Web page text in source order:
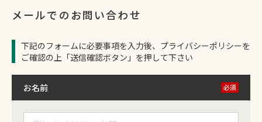
メールでのお問い合わせ
下記のフォームに必要事項を入力後、プライバシーポリシーを
ご確認の上「送信確認ボタン」を押して下さい
お名前 必須